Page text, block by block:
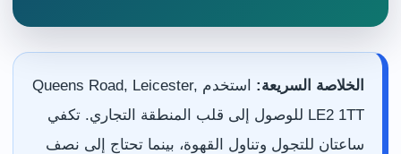
الخلاصة السريعة:
استخدم Queens Road, Leicester,
LE2 1TT للوصول إلى قلب المنطقة التجاري. تكفي
ساعتان للتجول وتناول القهوة، بينما تحتاج إلى نصف